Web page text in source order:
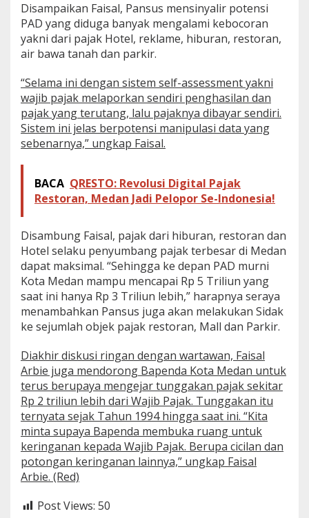
a
s
Disampaikan Faisal, Pansus mensinyalir potensi
PAD yang diduga banyak mengalami kebocoran
yakni dari pajak Hotel, reklame, hiburan, restoran,
air bawa tanah dan parkir.
“Selama ini dengan sistem self-assessment yakni
wajib pajak melaporkan sendiri penghasilan dan
pajak yang terutang, lalu pajaknya dibayar sendiri.
Sistem ini jelas berpotensi manipulasi data yang
sebenarnya,” ungkap Faisal.
BACA QRESTO: Revolusi Digital Pajak
Restoran, Medan Jadi Pelopor Se-Indonesia!
Disambung Faisal, pajak dari hiburan, restoran dan
Hotel selaku penyumbang pajak terbesar di Medan
dapat maksimal. “Sehingga ke depan PAD murni
Kota Medan mampu mencapai Rp 5 Triliun yang
saat ini hanya Rp 3 Triliun lebih,” harapnya seraya
menambahkan Pansus juga akan melakukan Sidak
ke sejumlah objek pajak restoran, Mall dan Parkir.
Diakhir diskusi ringan dengan wartawan, Faisal
Arbie juga mendorong Bapenda Kota Medan untuk
terus berupaya mengejar tunggakan pajak sekitar
Rp 2 triliun lebih dari Wajib Pajak. Tunggakan itu
ternyata sejak Tahun 1994 hingga saat ini. “Kita
minta supaya Bapenda membuka ruang untuk
keringanan kepada Wajib Pajak. Berupa cicilan dan
potongan keringanan lainnya,” ungkap Faisal
Arbie. (Red)
Post Views: 50